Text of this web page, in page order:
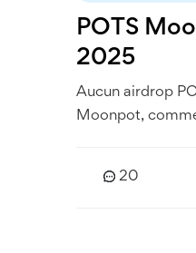
POTS
2025
Aucun airdrop
Moonpot,
20